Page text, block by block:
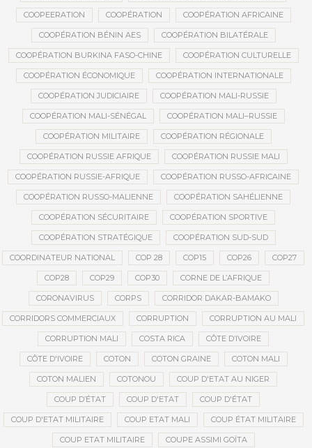
COOPEERATION COOPÉRATION COOPÉRATION AFRICAINE
COOPÉRATION BÉNIN AES COOPÉRATION BILATÉRALE
COOPÉRATION BURKINA FASO-CHINE COOPÉRATION CULTURELLE
COOPÉRATION ÉCONOMIQUE COOPÉRATION INTERNATIONALE
COOPÉRATION JUDICIAIRE COOPÉRATION MALI-RUSSIE
COOPÉRATION MALI-SÉNÉGAL COOPÉRATION MALI–RUSSIE
COOPÉRATION MILITAIRE COOPÉRATION RÉGIONALE
COOPÉRATION RUSSIE AFRIQUE COOPÉRATION RUSSIE MALI
COOPÉRATION RUSSIE-AFRIQUE COOPÉRATION RUSSO-AFRICAINE
COOPÉRATION RUSSO-MALIENNE COOPÉRATION SAHÉLIENNE
COOPÉRATION SÉCURITAIRE COOPÉRATION SPORTIVE
COOPÉRATION STRATÉGIQUE COOPÉRATION SUD-SUD
COORDINATEUR NATIONAL COP 28 COP15 COP26 COP27
COP28 COP29 COP30 CORNE DE L’AFRIQUE
CORONAVIRUS CORPS CORRIDOR DAKAR-BAMAKO
CORRIDORS COMMERCIAUX CORRUPTION CORRUPTION AU MALI
CORRUPTION MALI COSTA RICA CÔTE D’IVOIRE
CÔTE D'IVOIRE COTON COTON GRAINE COTON MALI
COTON MALIEN COTONOU COUP D'ETAT AU NIGER
COUP D’ÉTAT COUP D'ETAT COUP D'ÉTAT
COUP D'ETAT MILITAIRE COUP ETAT MALI COUP ÉTAT MILITAIRE
COUP ETAT MILITAIRE COUPE ASSIMI GOÏTA